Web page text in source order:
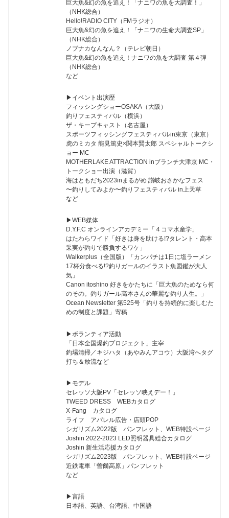
巨大魚&幻の魚を追え！「ナニワの魚を大調査！」
（NHK総合）
Hello!RADIO CITY（FMラジオ）
巨大魚&幻の魚を追え！「ナニワの生命大調査SP」
（NHK総合）
ノブナカなんなん？（テレビ朝日）
巨大魚&幻の魚を追え！ナニワの魚を大調査 第４弾
（NHK総合）
など
▶︎イベント出演歴
フィッシングショーOSAKA（大阪）
釣りフェスティバル（横浜）
ザ・キープキャスト（名古屋）
スポーツフィッシングフェスティバルin東京（東京）
虎のミカタ 能見篤史×関本賢太郎 スペシャルトークシ
ョー MC
MOTHERLAKE ATTRACTION inブランチ大津京 MC・
トークショー出演（滋賀）
海はともだち2023inまるがめ 讃岐おさかなフェス
〜釣りしてみよか〜釣りフェスティバル in上天草
など
▶︎WEB媒体
D.Y.F.C オンラインアカデミー「４コマ水産学」
はたわらワイド「好きは身を助ける!?タレント・高本
采実が釣りで勝負するワケ」
Walkerplus（全国版）「カンパチは1日に塩ラーメン
17杯分食べる!?釣りガールのイラスト魚図鑑が大人
気」
Canon itoshino 好きをかたちに「巨大魚のためなら何
のその。釣りガール高本さんの華麗な釣り人生。」
Ocean Newsletter 第525号「釣りを持続的に楽しむた
めの制度と課題」寄稿
▶︎ボランティア活動
「日本全国爆釣プロジェクト」主宰
釣場清掃／キジハタ（あやみんアコウ）大阪湾へタグ
打ち＆放流など
▶︎モデル
セレッソ大阪PV「セレッソ映えデー！」
TWEED DRESS WEBカタログ
X-Fang カタログ
ライフ アパレル広告・店頭POP
シガリズム2022版 パンフレット、WEB特設ページ
Joshin 2022-2023 LED照明器具総合カタログ
Joshin 新生活応援カタログ
シガリズム2023版 パンフレット、WEB特設ページ
近鉄電車「曽爾高原」パンフレット
など
▶︎言語
日本語、英語、台湾語、中国語